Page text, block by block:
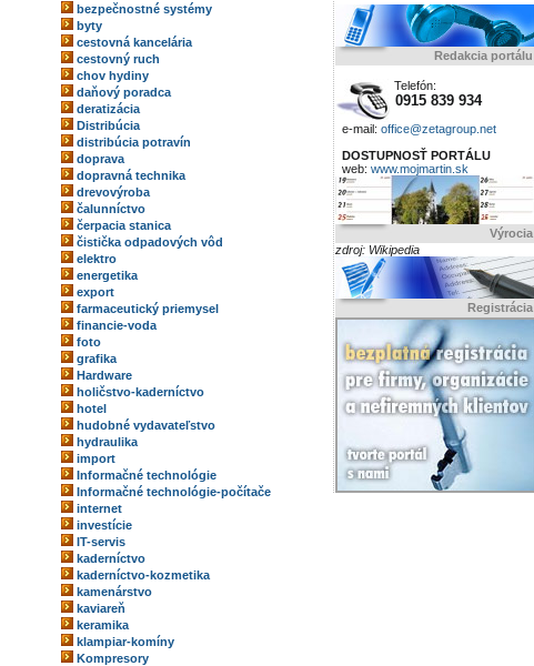
Redakcia portálu
Telefón:
0915 839 934
e-mail: office@zetagroup.net
DOSTUPNOSŤ PORTÁLU
web: www.mojmartin.sk
Výrocia
zdroj: Wikipedia
Registrácia
bezpečnostné systémy
byty
cestovná kancelária
cestovný ruch
chov hydiny
daňový poradca
deratizácia
Distribúcia
distribúcia potravín
doprava
dopravná technika
drevovýroba
čalunníctvo
čerpacia stanica
čistička odpadových vôd
elektro
energetika
export
farmaceutický priemysel
financie-voda
foto
grafika
Hardware
holičstvo-kaderníctvo
hotel
hudobné vydavateľstvo
hydraulika
import
Informačné technológie
Informačné technológie-počítače
internet
investície
IT-servis
kaderníctvo
kaderníctvo-kozmetika
kamenárstvo
kaviareň
keramika
klampiar-komíny
Kompresory